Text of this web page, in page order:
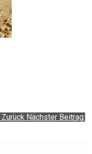
Zurück Nächster Beitrag: